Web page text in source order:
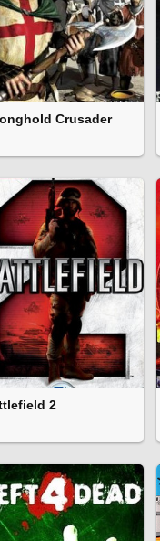
Crusader
2